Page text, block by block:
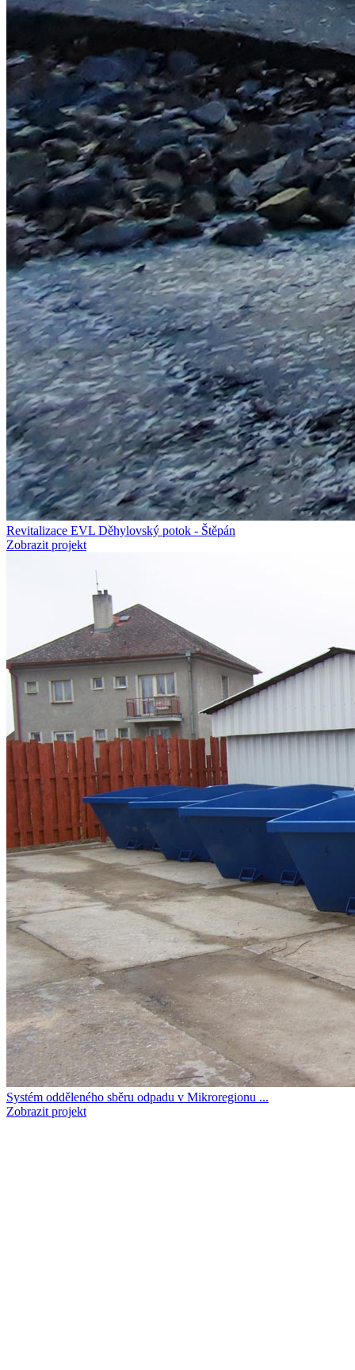
Revitalizace EVL Děhylovský potok - Štěpán
Zobrazit projekt
Systém odděleného sběru odpadu v Mikroregionu ...
Zobrazit projekt